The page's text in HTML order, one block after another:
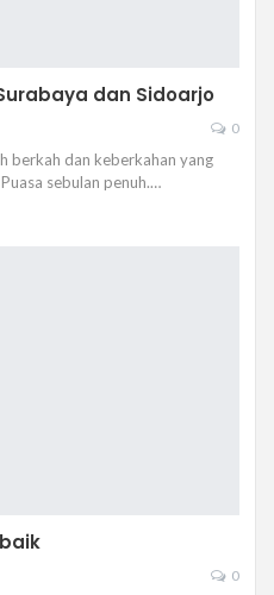
dan Sidoarjo
0
berkah dan keberkahan yang
sebulan penuh.…
0